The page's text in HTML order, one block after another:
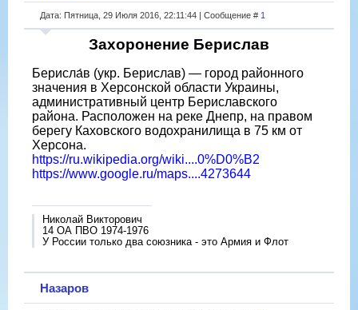
Дата: Пятница, 29 Июля 2016, 22:11:44 | Сообщение # 1
Захоронение Берислав
Берисла́в (укр. Берислав) — город районного
значения в Херсонской области Украины,
административный центр Бериславского
района. Расположен на реке Днепр, на правом
берегу Каховского водохранилища в 75 км от
Херсона.
https://ru.wikipedia.org/wiki....0%D0%B2
https://www.google.ru/maps....4273644
Николай Викторович
14 ОА ПВО 1974-1976
У России только два союзника - это Армия и Флот
Назаров